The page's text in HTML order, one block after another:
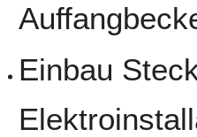
Einbau